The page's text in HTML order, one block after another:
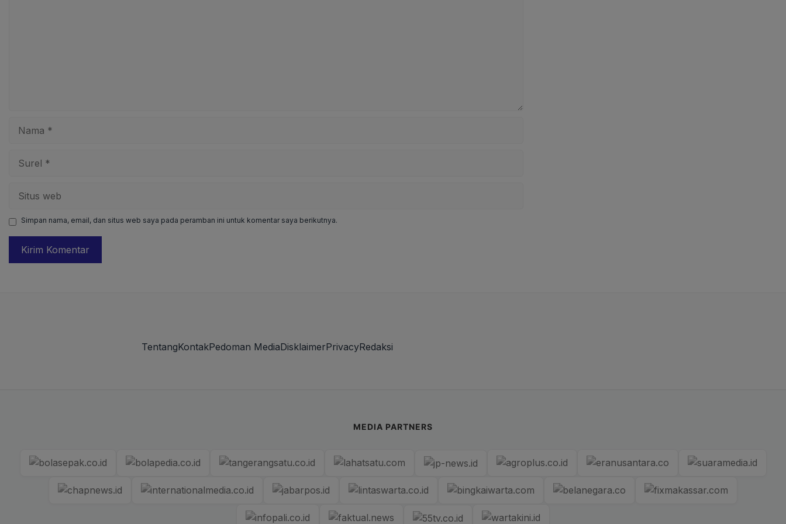
web
Simpan nama, email, dan situs web saya pada peramban ini untuk komentar saya berikutnya.
TentangKontakPedoman MediaDisklaimerPrivacyRedaksi
MEDIA PARTNERS